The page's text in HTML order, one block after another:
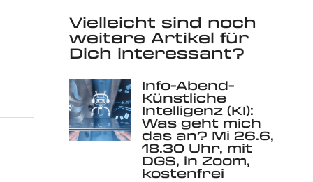
Vielleicht sind noch
weitere Artikel für
Dich interessant?
Info-Abend-
Künstliche
Intelligenz (KI):
Was geht mich
das an? Mi 26.6,
18.30 Uhr, mit
DGS, in Zoom,
kostenfrei